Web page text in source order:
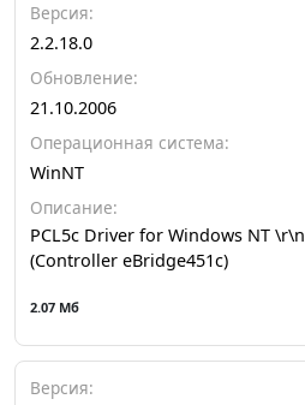
Версия:
2.2.18.0
Обновление:
21.10.2006
Операционная система:
WinNT
Описание:
PCL5c Driver for Windows NT \r\n
(Controller eBridge451c)
2.07 Мб
Версия: